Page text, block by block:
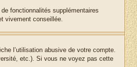
fonctionnalités supplémentaires
vivement conseillée.
l’utilisation abusive de votre compte.
etc.). Si vous ne voyez pas cette